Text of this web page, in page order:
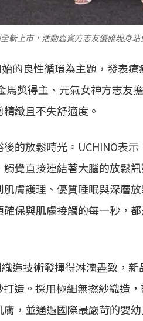
新上市，活動嘉賓方志友優雅現身站
的良性循環為主題，發表
獎得主、元氣女神方志友
緻且不失舒適度。
的放鬆時光。UCHINO表示
覺直接連結著大腦的放鬆
膚護理、優質睡眠與深層
保與肌膚接觸的每一秒，
造技術發揮得淋漓盡致，
造。採用極細無撚紗織造
，並通過國際最嚴苛的嬰幼